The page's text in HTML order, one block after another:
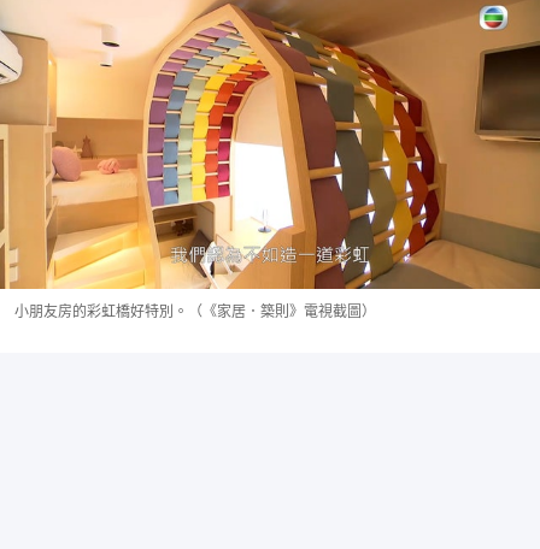
小朋友房的彩虹橋好特別。（《家居．築則》電視截圖）